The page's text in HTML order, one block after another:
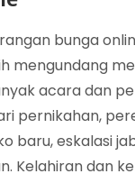
bunga
mengundang
acara dan
pernikahan,
baru, eskalasi
Kelahiran dan